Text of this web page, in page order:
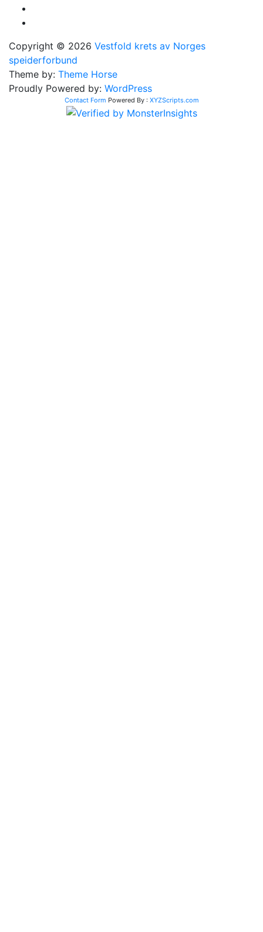
Copyright © 2026 Vestfold krets av Norges
speiderforbund
Theme by: Theme Horse
Proudly Powered by: WordPress
Contact Form Powered By : XYZScripts.com